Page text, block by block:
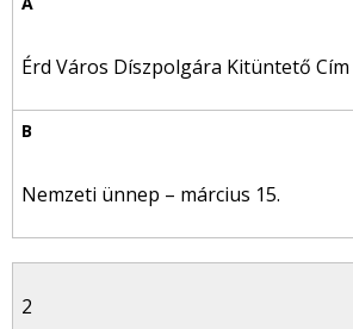
Érd Város Díszpolgára Kitüntető Cím
Nemzeti ünnep – március 15.
2